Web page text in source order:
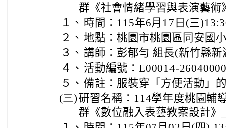
群《社會情緒學習與表演藝術
１、 時間：115年6月17日(三
２、 地點：桃園市桃園區同安國
３、 講師：彭郁勻 組長(新竹縣新
４、 活動編號：E00014-
５、 備註：服裝穿「方便活動」
(三)研習名稱：114學年度桃園輔
群《數位融入表藝教案設計》